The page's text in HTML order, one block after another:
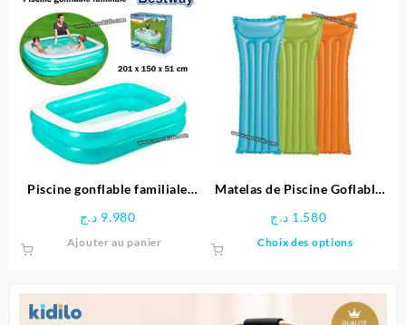
Piscine gonflable familiale
9.980 د.ج
Ajouter au panier
Matelas de Piscine Goflable
1.580 د.ج
Choix des options